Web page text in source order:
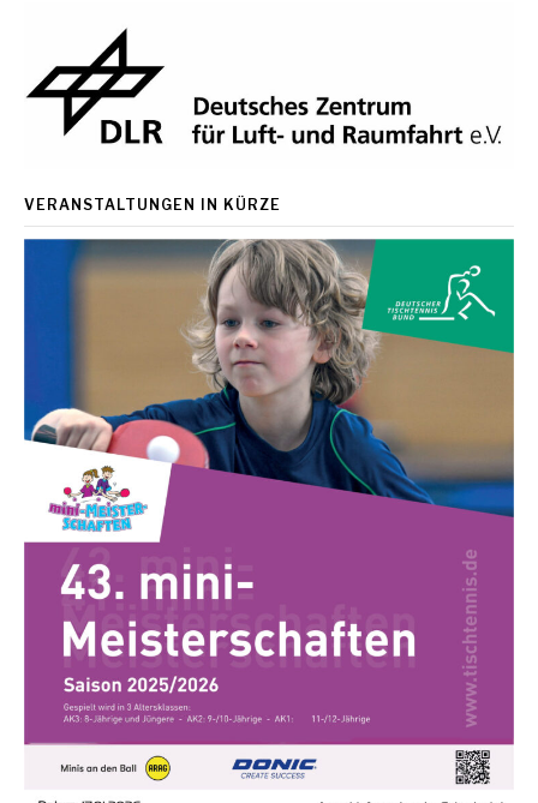
VERANSTALTUNGEN IN KÜRZE